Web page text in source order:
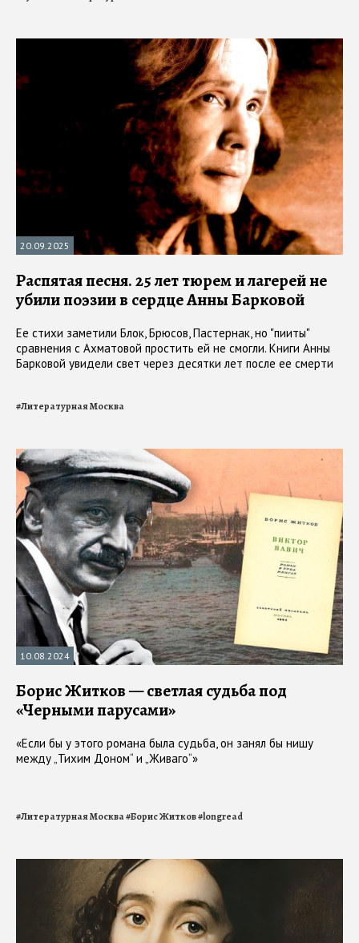
20.09.2025
Распятая песня. 25 лет тюрем и лагерей не
убили поэзии в сердце Анны Барковой
Ее стихи заметили Блок, Брюсов, Пастернак, но "пииты"
сравнения с Ахматовой простить ей не смогли. Книги Анны
Барковой увидели свет через десятки лет после ее смерти
#Литературная Москва
10.08.2024
Борис Житков — светлая судьба под
«Черными парусами»
«Если бы у этого романа была судьба, он занял бы нишу
между „Тихим Доном“ и „Живаго“»
#Литературная Москва#Борис Житков#longread